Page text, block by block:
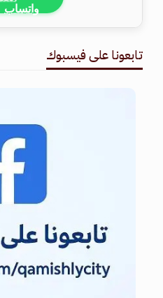
تابعونا على فيسبوك